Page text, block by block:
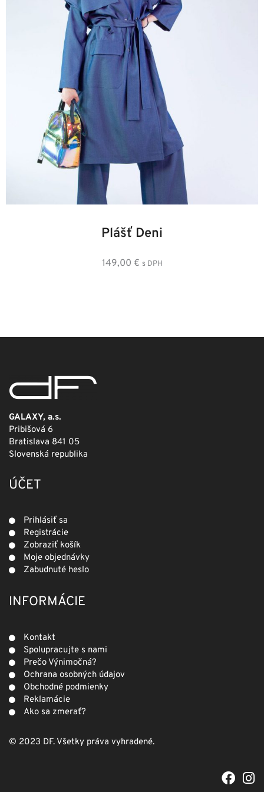
Plášť Deni
149,00 € s DPH
GALAXY, a.s.
Pribišová 6
Bratislava 841 05
Slovenská republika
ÚČET
Prihlásiť sa
Registrácie
Zobraziť košík
Moje objednávky
Zabudnuté heslo
INFORMÁCIE
Kontakt
Spolupracujte s nami
Prečo Výnimočná?
Ochrana osobných údajov
Obchodné podmienky
Reklamácie
Ako sa zmerať?
© 2023 DF. Všetky práva vyhradené.
F
a
I
n